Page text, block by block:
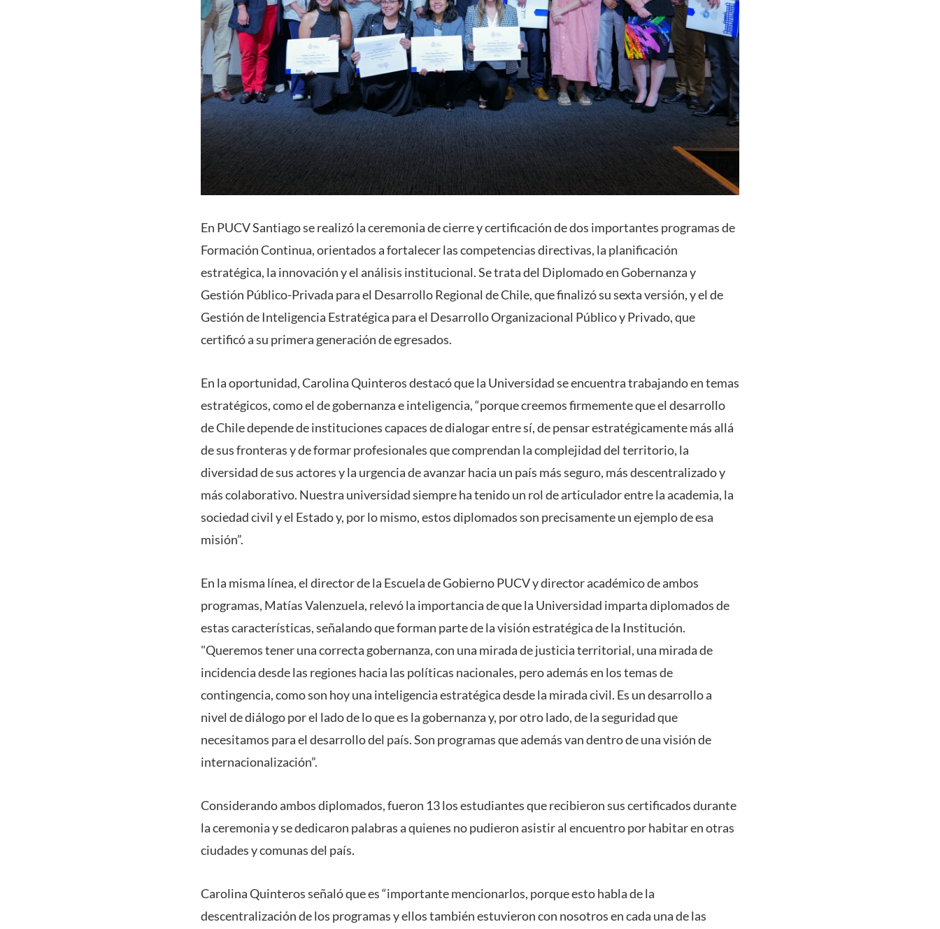
En PUCV Santiago se realizó la ceremonia de cierre y certificación de dos importantes programas de
Formación Continua, orientados a fortalecer las competencias directivas, la planificación
estratégica, la innovación y el análisis institucional. Se trata del Diplomado en Gobernanza y
Gestión Público-Privada para el Desarrollo Regional de Chile, que finalizó su sexta versión, y el de
Gestión de Inteligencia Estratégica para el Desarrollo Organizacional Público y Privado, que
certificó a su primera generación de egresados.
En la oportunidad, Carolina Quinteros destacó que la Universidad se encuentra trabajando en temas
estratégicos, como el de gobernanza e inteligencia, “porque creemos firmemente que el desarrollo
de Chile depende de instituciones capaces de dialogar entre sí, de pensar estratégicamente más allá
de sus fronteras y de formar profesionales que comprendan la complejidad del territorio, la
diversidad de sus actores y la urgencia de avanzar hacia un país más seguro, más descentralizado y
más colaborativo. Nuestra universidad siempre ha tenido un rol de articulador entre la academia, la
sociedad civil y el Estado y, por lo mismo, estos diplomados son precisamente un ejemplo de esa
misión”.
En la misma línea, el director de la Escuela de Gobierno PUCV y director académico de ambos
programas, Matías Valenzuela, relevó la importancia de que la Universidad imparta diplomados de
estas características, señalando que forman parte de la visión estratégica de la Institución.
"Queremos tener una correcta gobernanza, con una mirada de justicia territorial, una mirada de
incidencia desde las regiones hacia las políticas nacionales, pero además en los temas de
contingencia, como son hoy una inteligencia estratégica desde la mirada civil. Es un desarrollo a
nivel de diálogo por el lado de lo que es la gobernanza y, por otro lado, de la seguridad que
necesitamos para el desarrollo del país. Son programas que además van dentro de una visión de
internacionalización”.
Considerando ambos diplomados, fueron 13 los estudiantes que recibieron sus certificados durante
la ceremonia y se dedicaron palabras a quienes no pudieron asistir al encuentro por habitar en otras
ciudades y comunas del país.
Carolina Quinteros señaló que es “importante mencionarlos, porque esto habla de la
descentralización de los programas y ellos también estuvieron con nosotros en cada una de las